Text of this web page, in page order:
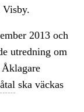
Visby.
2013 och
utredning om
åtal ska väckas